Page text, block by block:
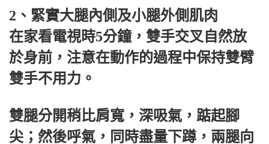
2、緊實大腿內側及小腿外側肌肉
在家看電視時5分鐘，雙手交叉自然放
於身前，注意在動作的過程中保持雙臂
雙手不用力。
雙腿分開稍比肩寬，深吸氣，踮起腳
尖；然後呼氣，同時盡量下蹲，兩腿向